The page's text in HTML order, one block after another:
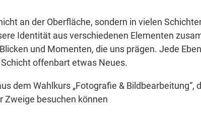
an der Oberfläche, sondern in vielen
Identität aus verschiedenen Elementen
und Momenten, die uns prägen. Jede
offenbart etwas Neues.
dem Wahlkurs „Fotografie & Bildbearbeitung“,
Zweige besuchen können